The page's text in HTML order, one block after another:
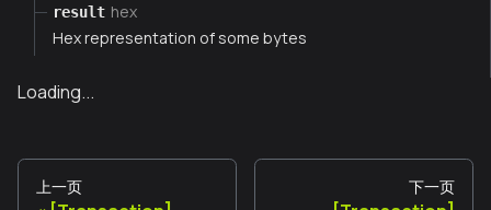
result hex
Hex representation of some bytes
Loading...
上一页 下一页